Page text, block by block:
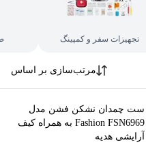
تجهیزات سفر و کمپینگ
مرتب‌سازی بر اساس
ست چمدان نشکن فشن مدل
Fashion FSN6969 به همراه کیف
آرایشی هدیه